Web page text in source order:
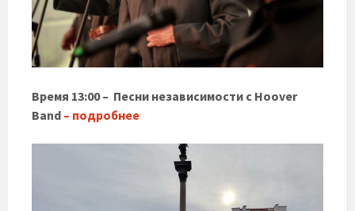
Время 13:00 – Песни независимости с Hoover
Band – подробнее